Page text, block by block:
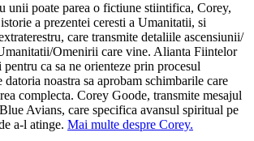
unii poate parea o fictiune stiintifica, Corey,
a prezentei ceresti a Umanitatii, si
care transmite detaliile ascensiunii/
Omenirii care vine. Alianta Fiintelor
pentru ca sa ne orienteze prin procesul
datoria noastra sa aprobam schimbarile care
complecta. Corey Goode, transmite mesajul
Avians, care specifica avansul spiritual pe
a-l atinge. Mai multe despre Corey.